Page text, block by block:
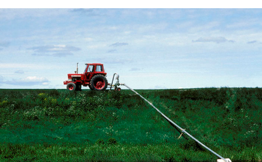
Klimat
Landsbygd
Livsstil & konsumtion
Mat & jordbruk
Skog
Social hållbarhet
Kemikalier
1492 ARTIKLAR
Klimat
252 ARTIKLAR
Landsbygd
939 ARTIKLAR
Livsstil & konsumtion